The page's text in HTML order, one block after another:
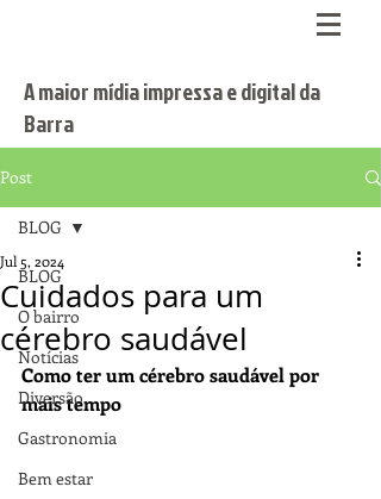
A maior mídia impressa e digital da
Barra
Post
BLOG
O bairro
Notícias
Diversão
Gastronomia
Bem estar
BLOG
Cuidados para um
cérebro saudável
Jul 5, 2024
Como ter um cérebro saudável por
mais tempo